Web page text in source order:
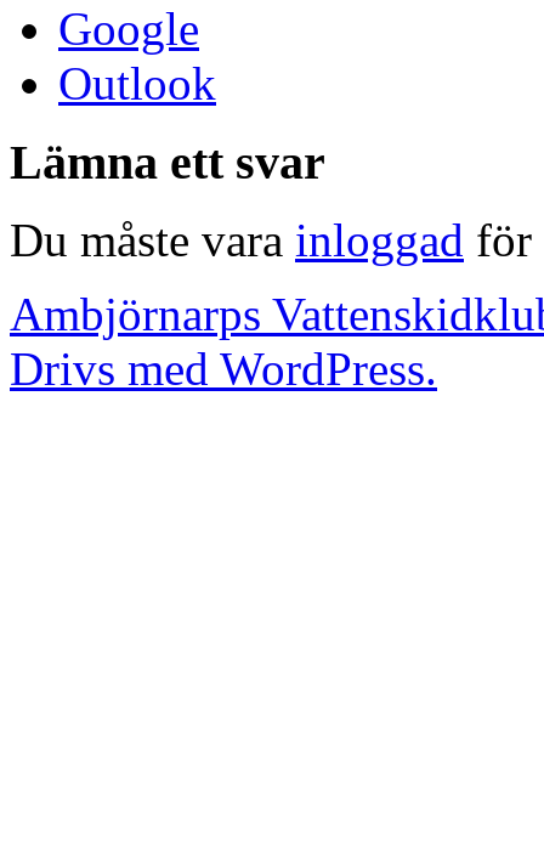
Google
Outlook
Lämna ett svar
Du måste vara inloggad för
Ambjörnarps
Drivs med WordPress.